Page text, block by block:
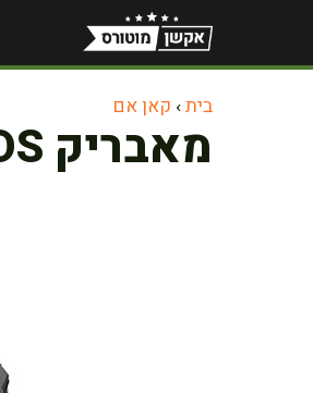
בית› קאן אם
מאבריק X3 DS טורבו RR 200